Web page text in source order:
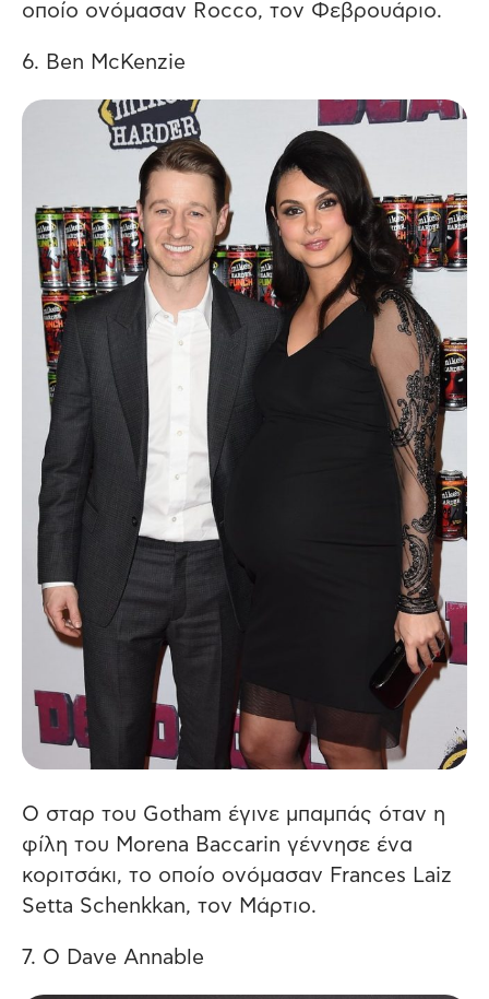
οποίο ονόμασαν Rocco, τον Φεβρουάριο.
6. Ben McKenzie
Ο σταρ του Gotham έγινε μπαμπάς όταν η
φίλη του Morena Baccarin γέννησε ένα
κοριτσάκι, το οποίο ονόμασαν Frances Laiz
Setta Schenkkan, τον Μάρτιο.
7. Ο Dave Annable